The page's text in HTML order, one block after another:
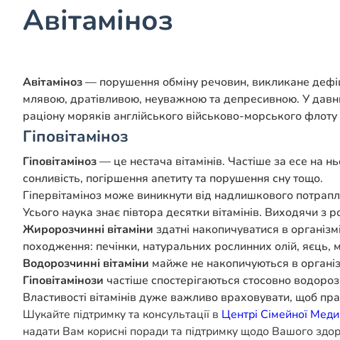
Авітаміноз
Авітаміноз— порушення обміну речовин, викликане
млявою, дратівливою, неуважною та депресивною. У
раціону моряків англійського військово-морського
Гіповітаміноз
Гіповітаміноз— це нестача вітамінів. Частіше за есе на
сонливість, погіршення апетиту та порушення сну тощо.
Гіпервітаміноз може виникнути від надлишкового
Усього наука знає півтора десятки вітамінів. Виходячи з
Жиророзчинні вітаміни здатні накопичуватися в
походження: печінки, натуральних рослинних олій,
Водорозчинні вітаміни майже не накопичуються в
Гіповітамінози частіше спостерігаються стосовно
Властивості вітамінів дуже важливо враховувати, щоб
Шукайте підтримку та консультації в Центрі Сімейної
надати Вам корисні поради та підтримку щодо Вашого